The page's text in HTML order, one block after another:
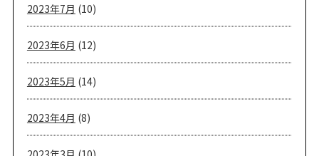
2023年7月 (10)
2023年6月 (12)
2023年5月 (14)
2023年4月 (8)